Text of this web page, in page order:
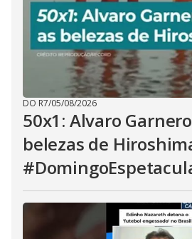
DO R7/05/08/2026
50x1: Alvaro
belezas de